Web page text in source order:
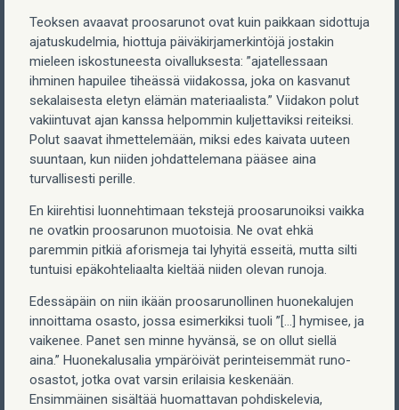
Teoksen avaavat proosarunot ovat kuin paikkaan sidottuja
ajatuskudelmia, hiottuja päiväkirjamerkintöjä jostakin
mieleen iskostuneesta oivalluksesta: ”ajatellessaan
ihminen hapuilee tiheässä viidakossa, joka on kasvanut
sekalaisesta eletyn elämän materiaalista.” Viidakon polut
vakiintuvat ajan kanssa helpommin kuljettaviksi reiteiksi.
Polut saavat ihmettelemään, miksi edes kaivata uuteen
suuntaan, kun niiden johdattelemana pääsee aina
turvallisesti perille.
En kiirehtisi luonnehtimaan tekstejä proosarunoiksi vaikka
ne ovatkin proosarunon muotoisia. Ne ovat ehkä
paremmin pitkiä aforismeja tai lyhyitä esseitä, mutta silti
tuntuisi epäkohteliaalta kieltää niiden olevan runoja.
Edessäpäin on niin ikään proosarunollinen huonekalujen
innoittama osasto, jossa esimerkiksi tuoli ”[…] hymisee, ja
vaikenee. Panet sen minne hyvänsä, se on ollut siellä
aina.” Huonekalusalia ympäröivät perinteisemmät runo-
osastot, jotka ovat varsin erilaisia keskenään.
Ensimmäinen sisältää huomattavan pohdiskelevia,